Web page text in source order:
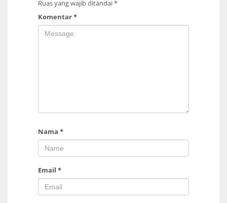
Ruas yang wajib ditandai*
Komentar*
Nama *
Email *